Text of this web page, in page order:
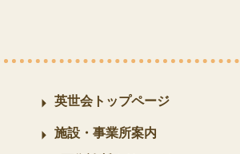
英世会トップページ
施設・事業所案内